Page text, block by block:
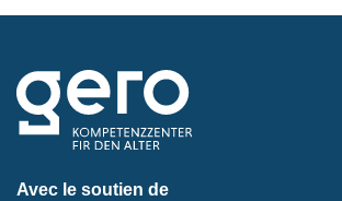
Avec le soutien de